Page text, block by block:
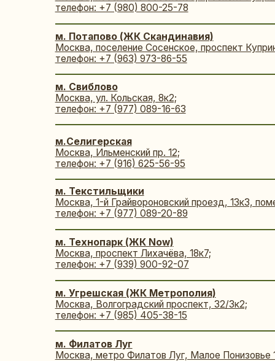
м. Филатов Луг
телефон: +7 (939) 900-92-07
м. Угрешская (ЖК Метрополия)
Москва, Волгоградский проспект, 32/3к2;
телефон: +7 (985) 405-38-15
м. Царицыно
Москва, ул. 6-ая Радиальная, 5к3;
МОСКОВСКАЯ ОБЛАСТЬ
Боброво
ГО Ленинский, рабочий поселок Боброво, ул. Лесная,
м. Чертановская
Москва,мкр. Северное Чертаново, 1А, ТЦ Авентура;
телефон:+7 (985) 105-27-46
м. Черкизовская (ЖК Level Амурская)
Москва, ул. Амурская, 1Ак5;
телефон: +7 (977) 089-09-01